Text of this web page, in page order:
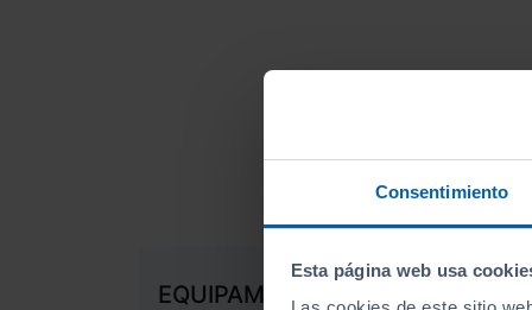
Consentimiento
Esta página web usa
EQUIPAMIENTO EXTRA